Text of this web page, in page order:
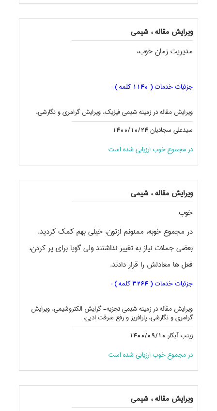
ویرایش مقاله ، شيمی
مدیریت زمان خوب،
جزئیات خدمات ( 1140 کلمه ) :
ویرایش مقاله در زمینه شیمی فیزیک، ویرایش گرامری و نگارشی،
سیدعلی سجادیان 1400/10/24
در مجموع خوب ارزیابی شده است
ویرایش مقاله ، شيمی
خوب
در مجموع خوبه، ممنونم ازتون، خیلی بهم کمک کردید.
بعضی جملات نیاز به تغییر نداشتند ولی گویا برای پر کردن،
فعل ها معادلش را قرار دادند.
جزئیات خدمات ( 3264کلمه ) :
ویرایش مقاله در زمینه شیمی تجزیه- گرایش الکتروشیمی، ویرایش
گرامری و نگارشی، پارافریز و رفع سرقت ادبی،
زینب آبکار 1400/09/10
در مجموع خوب ارزیابی شده است
ویرایش مقاله ، شيمی